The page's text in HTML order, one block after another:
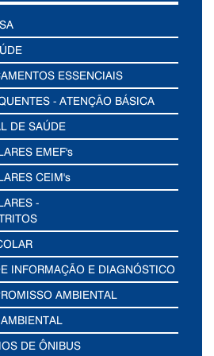
ESSENCIAIS
- ATENÇÃO BÁSICA
DE SAÚDE
EMEF's
CEIM's
-
INFORMAÇÃO E DIAGNÓSTICO
AMBIENTAL
DE ÔNIBUS